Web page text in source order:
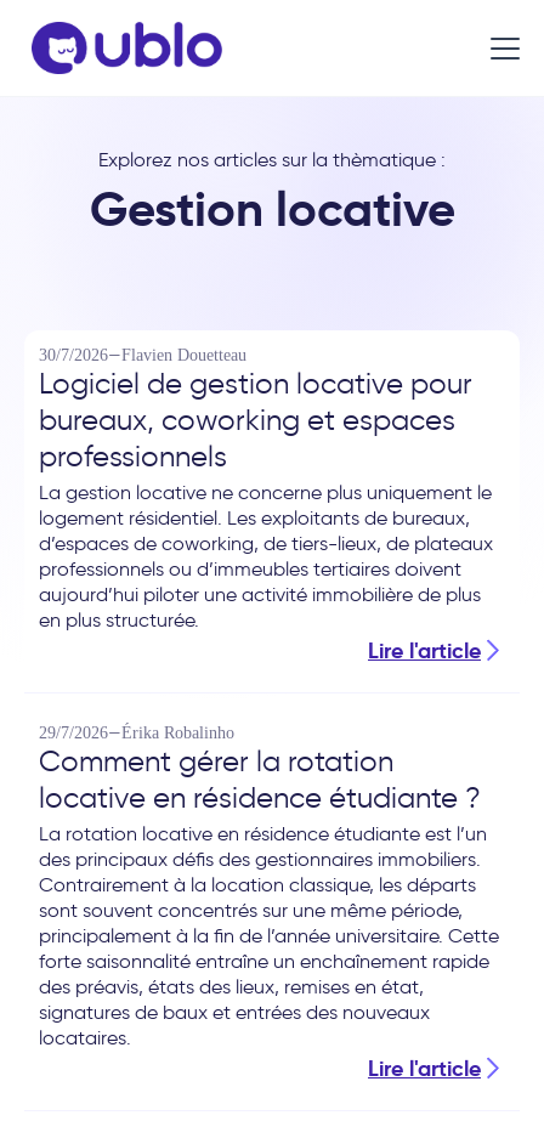
Explorez nos articles sur la thèmatique :
Gestion locative
30/7/2026—Flavien Douetteau
Logiciel de gestion locative pour
bureaux, coworking et espaces
professionnels
La gestion locative ne concerne plus uniquement le
logement résidentiel. Les exploitants de bureaux,
d’espaces de coworking, de tiers-lieux, de plateaux
professionnels ou d’immeubles tertiaires doivent
aujourd’hui piloter une activité immobilière de plus
en plus structurée.
Lire l'article
29/7/2026—Érika Robalinho
Comment gérer la rotation
locative en résidence étudiante ?
La rotation locative en résidence étudiante est l’un
des principaux défis des gestionnaires immobiliers.
Contrairement à la location classique, les départs
sont souvent concentrés sur une même période,
principalement à la fin de l’année universitaire. Cette
forte saisonnalité entraîne un enchaînement rapide
des préavis, états des lieux, remises en état,
signatures de baux et entrées des nouveaux
locataires.
Lire l'article